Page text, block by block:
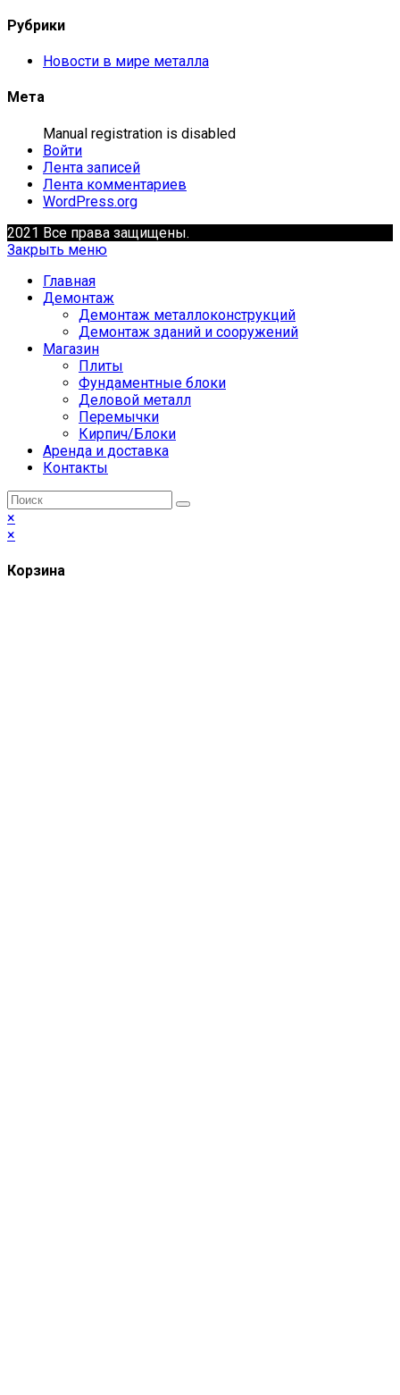
Рубрики
Новости в мире металла
Мета
Manual registration is disabled
Войти
Лента записей
Лента комментариев
WordPress.org
2021 Все права защищены.
Закрыть меню
Главная
Демонтаж
Демонтаж металлоконструкций
Демонтаж зданий и сооружений
Магазин
Плиты
Фундаментные блоки
Деловой металл
Перемычки
Кирпич/Блоки
Аренда и доставка
Контакты
×
×
Корзина